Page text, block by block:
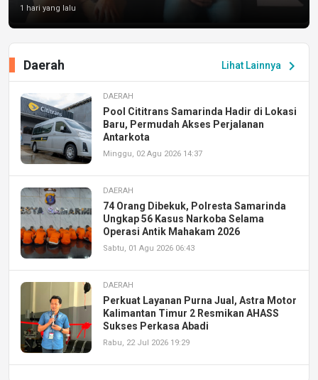
1 hari yang lalu
Lihat Lainnya chevron_right
Daerah
DAERAH
Pool Cititrans Samarinda Hadir di Lokasi
Baru, Permudah Akses Perjalanan
Antarkota
Minggu, 02 Agu 2026 14:37
DAERAH
74 Orang Dibekuk, Polresta Samarinda
Ungkap 56 Kasus Narkoba Selama
Operasi Antik Mahakam 2026
Sabtu, 01 Agu 2026 06:43
DAERAH
Perkuat Layanan Purna Jual, Astra Motor
Kalimantan Timur 2 Resmikan AHASS
Sukses Perkasa Abadi
Rabu, 22 Jul 2026 19:29